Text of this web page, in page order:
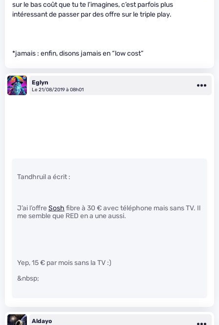
sur le bas coût que tu te l’imagines, c’est parfois plus
intéressant de passer par des offre sur le triple play.
*jamais : enfin, disons jamais en “low cost”
Eglyn
Le 21/08/2019 à 08h01
Tandhruil a écrit :
J’ai l’offre Sosh fibre à 30 € avec téléphone mais sans TV. Il
me semble que RED en a une aussi.
Yep, 15 € par mois sans la TV :)
&nbsp;
Aldayo